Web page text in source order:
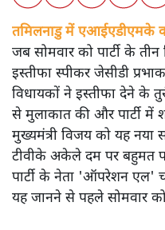
तमिलनाडु में एआईएडीएमके
जब सोमवार को पार्टी के
इस्तीफा स्पीकर जेसीडी
विधायकों ने इस्तीफा देने के
से मुलाकात की और पार्टी में
मुख्यमंत्री विजय को यह नया
टीवीके अकेले दम पर बहुमत
पार्टी के नेता 'ऑपरेशन एल'
यह जानने से पहले सोमवार